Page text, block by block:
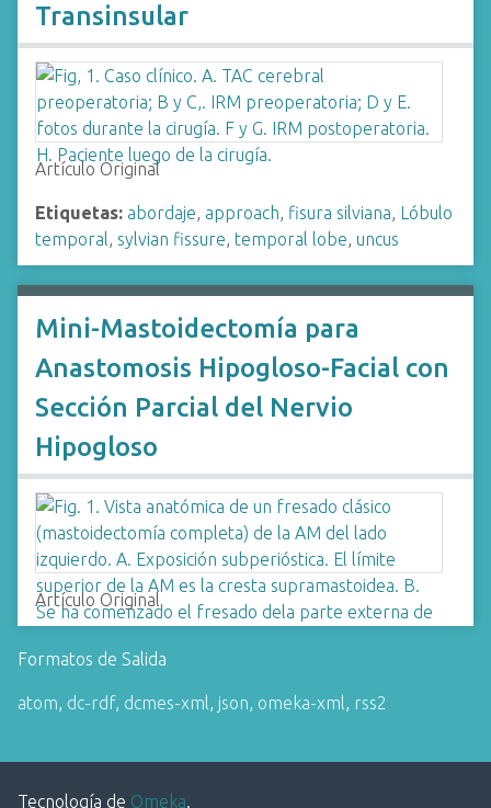
Transinsular
Artículo Original
Etiquetas: abordaje, approach, fisura silviana, Lóbulo
temporal, sylvian fissure, temporal lobe, uncus
Mini-Mastoidectomía para
Anastomosis Hipogloso-Facial con
Sección Parcial del Nervio
Hipogloso
Artículo Original
Formatos de Salida
atom, dc-rdf, dcmes-xml, json, omeka-xml, rss2
Tecnología de Omeka.